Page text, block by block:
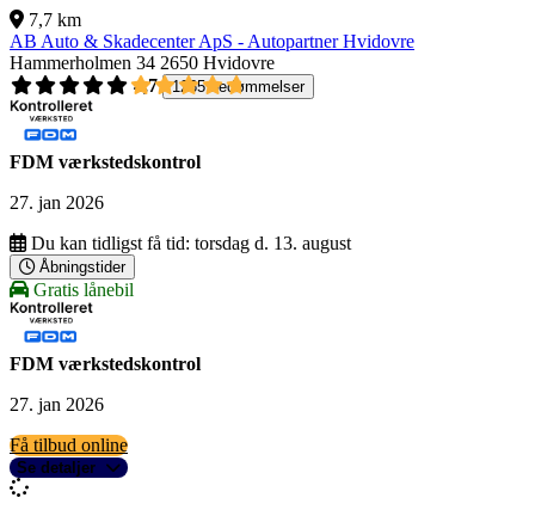
7,7 km
AB Auto & Skadecenter ApS - Autopartner Hvidovre
Hammerholmen 34 2650 Hvidovre
4,7
1265 bedømmelser
FDM værkstedskontrol
27. jan 2026
Du kan tidligst få tid: torsdag d. 13. august
Åbningstider
Gratis lånebil
FDM værkstedskontrol
27. jan 2026
Få tilbud online
Se detaljer